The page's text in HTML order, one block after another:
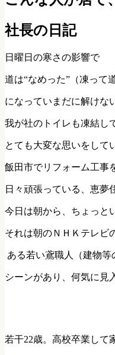
社長の日記
日曜日の寒さの影響で
道は“なめった”（凍って
になっていまだに解けな
我が社のトイレも凍結し
とても大変な思いをして
飯田市でリフォーム工事
日々頑張っている、恵
今日は朝から、ちょっと
それは朝のＮＨＫテレビ
ある若い鳶職人（建物
シーンがあり、何気に見
若干22歳。高校卒業して